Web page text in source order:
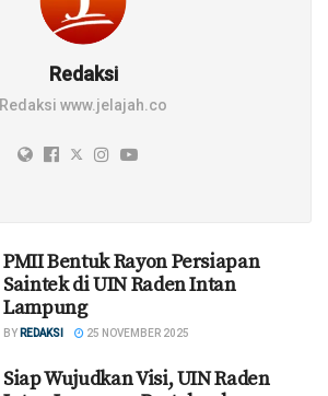
Redaksi
Redaksi www.jelajah.co
PMII Bentuk Rayon Persiapan
Saintek di UIN Raden Intan
Lampung
BY REDAKSI 25 NOVEMBER 2025
Siap Wujudkan Visi, UIN Raden